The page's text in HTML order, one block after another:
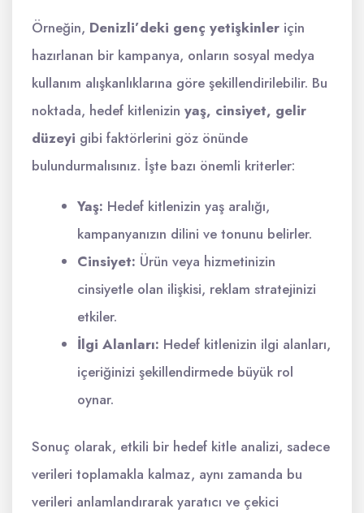
Örneğin, Denizli’deki genç yetişkinler için
hazırlanan bir kampanya, onların sosyal medya
kullanım alışkanlıklarına göre şekillendirilebilir. Bu
noktada, hedef kitlenizin yaş, cinsiyet, gelir
düzeyi gibi faktörlerini göz önünde
bulundurmalısınız. İşte bazı önemli kriterler:
Yaş: Hedef kitlenizin yaş aralığı,
kampanyanızın dilini ve tonunu belirler.
Cinsiyet: Ürün veya hizmetinizin
cinsiyetle olan ilişkisi, reklam stratejinizi
etkiler.
İlgi Alanları: Hedef kitlenizin ilgi alanları,
içeriğinizi şekillendirmede büyük rol
oynar.
Sonuç olarak, etkili bir hedef kitle analizi, sadece
verileri toplamakla kalmaz, aynı zamanda bu
verileri anlamlandırarak yaratıcı ve çekici